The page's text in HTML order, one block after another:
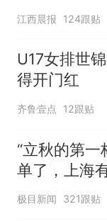
修理店铺换
江西晨报 124跟贴
U17女排世
得开门红
齐鲁壹点 12跟贴
“立秋的第一
单了，上海
500杯，店
店都很忙，
极目新闻 321跟贴